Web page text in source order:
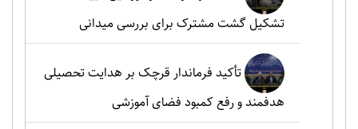
تشکیل گشت مشترک برای بررسی میدانی
تأکید فرماندار قرچک بر هدایت تحصیلی
هدفمند و رفع کمبود فضای آموزشی